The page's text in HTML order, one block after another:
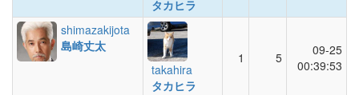
タカヒラ
shimazakijota
島崎丈太
takahira
タカヒラ
1 5
09-25
00:39:53